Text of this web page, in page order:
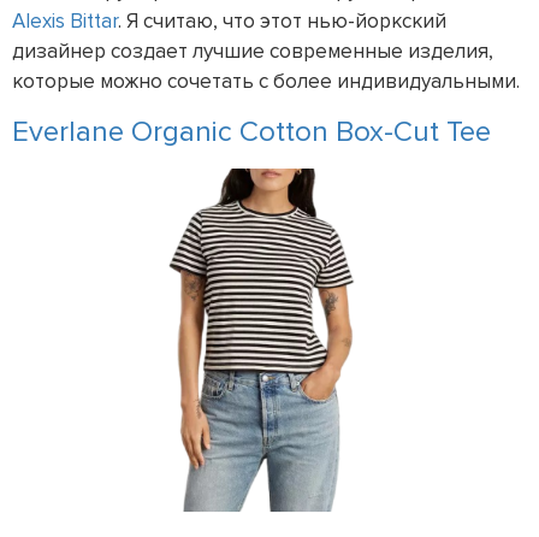
Alexis Bittar. Я считаю, что этот нью-йоркский
дизайнер создает лучшие современные изделия,
которые можно сочетать с более индивидуальными.
Everlane Organic Cotton Box-Cut Tee